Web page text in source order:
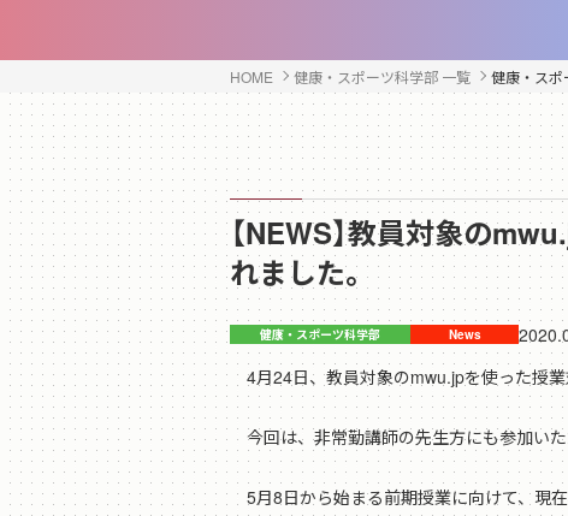
HOME 健康・スポーツ科学部 一覧 健康・スポ
【NEWS】教員対象の
れました。
4月24日、教員対象のmwu.jpを使った授
今回は、非常勤講師の先生方にも参加い
5月8日から始まる前期授業に向けて、現